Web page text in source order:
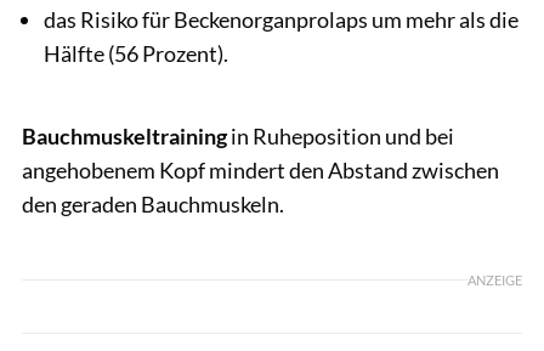
das Risiko für Beckenorganprolaps um mehr als die
Hälfte (56 Prozent).
Bauchmuskeltrainingin Ruheposition und bei
angehobenem Kopf mindert den Abstand zwischen
den geraden Bauchmuskeln.
ANZEIGE